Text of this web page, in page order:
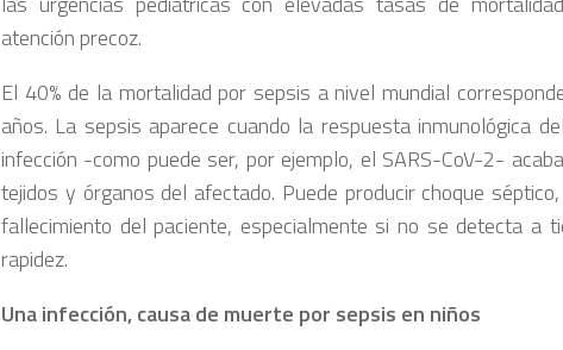
atención precoz.
El 40% de la mortalidad por sepsis a nivel mundial
años. La sepsis aparece cuando la respuesta inmunológica
infección -como puede ser, por ejemplo, el SARS-CoV-2-
tejidos y órganos del afectado. Puede producir choque
fallecimiento del paciente, especialmente si no se detecta a
rapidez.
Una infección, causa de muerte por sepsis en niños